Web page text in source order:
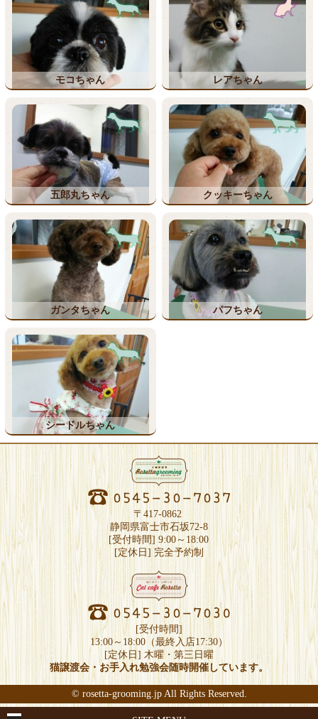
モコちゃん レアちゃん
五郎丸ちゃん クッキーちゃん
ガンタちゃん パフちゃん
シードルちゃん
〒417-0862
静岡県富士市石坂72-8
[受付時間] 9:00～18:00
[定休日] 完全予約制
[受付時間]
13:00～18:00（最終入店17:30）
[定休日] 木曜・第三日曜
猫譲渡会・お手入れ勉強会随時開催しています。
© rosetta-grooming.jpAll Rights Reserved.